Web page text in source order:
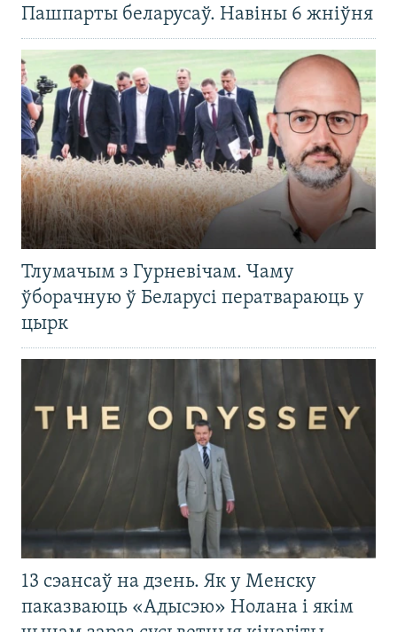
Пашпарты беларусаў. Навіны 6 жніўня
Тлумачым з Гурневічам. Чаму
ўборачную ў Беларусі ператвараюць у
цырк
13 сэансаў на дзень. Як у Менску
паказваюць «Адысэю» Нолана і якім